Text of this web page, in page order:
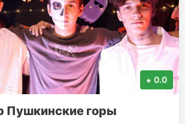
0.0
Пушкинские горы